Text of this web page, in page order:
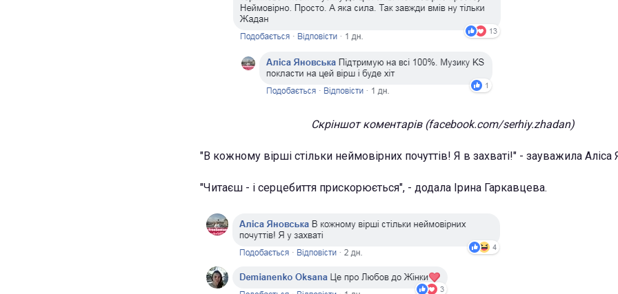
Скріншот коментарів (facebook.com/serhiy.zhadan)
"В кожному вірші стільки неймовірних почуттів! Я в захваті!" - зауважила Аліса
"Читаєш - і серцебиття прискорюється", - додала Ірина Гаркавцева.